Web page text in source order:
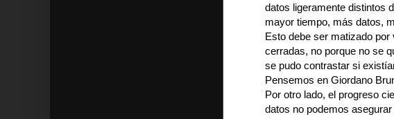
datos ligeramente distintos
mayor tiempo, más datos,
Esto debe ser matizado
cerradas, no porque no se
se pudo contrastar si
Pensemos en Giordano
Por otro lado, el progreso
datos no podemos